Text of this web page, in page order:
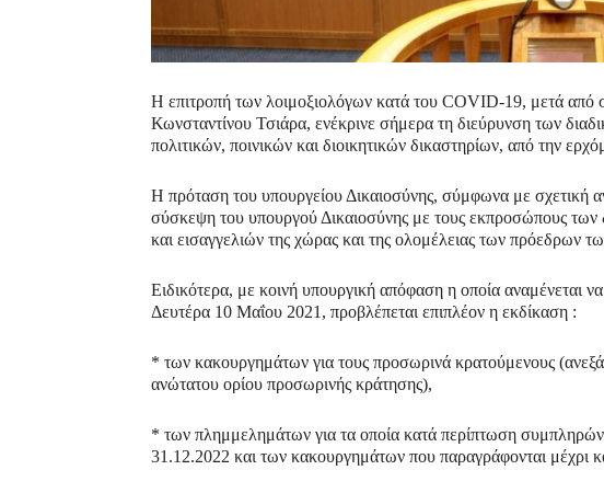
Η επιτροπή των λοιμοξιολόγων κατά του COVID-19, μετά από
Κωνσταντίνου Τσιάρα, ενέκρινε σήμερα τη διεύρυνση των
πολιτικών, ποινικών και διοικητικών δικαστηρίων, από την
Η πρόταση του υπουργείου Δικαιοσύνης, σύμφωνα με σχετική
σύσκεψη του υπουργού Δικαιοσύνης με τους εκπροσώπους των
και εισαγγελιών της χώρας και της ολομέλειας των πρόεδρων
Ειδικότερα, με κοινή υπουργική απόφαση η οποία αναμένεται
Δευτέρα 10 Μαΐου 2021, προβλέπεται επιπλέον η εκδίκαση :
* των κακουργημάτων για τους προσωρινά κρατούμενους
ανώτατου ορίου προσωρινής κράτησης),
* των πλημμελημάτων για τα οποία κατά περίπτωση
31.12.2022 και των κακουργημάτων που παραγράφονται μέχρι